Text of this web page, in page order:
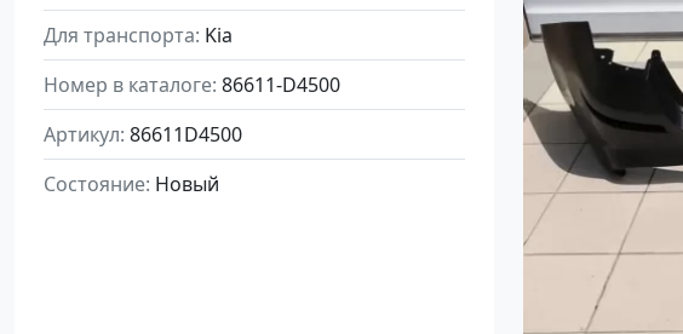
Для транспорта Kia
Номер в каталоге 86611-D4500
Артикул 86611D4500
Состояние Новый